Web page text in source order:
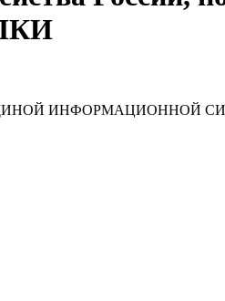
ЕДИНОЙ